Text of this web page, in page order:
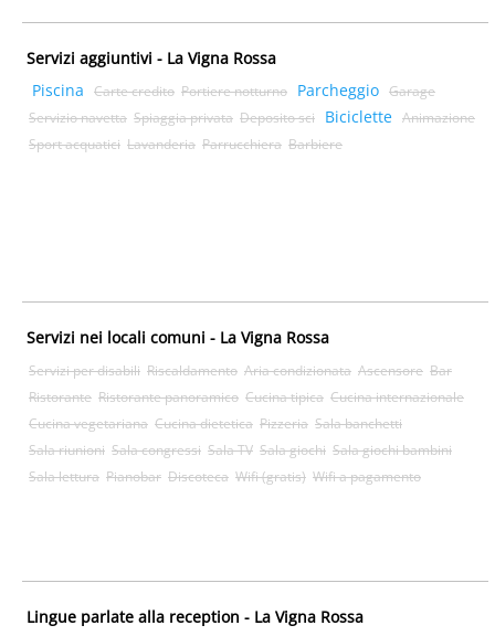
Servizi aggiuntivi - La Vigna Rossa
Piscina
Carte credito Portiere notturno Parcheggio Garage
Servizio navetta Spiaggia privata Deposito sci Biciclette Animazione
Sport acquatici Lavanderia Parrucchiera Barbiere
Servizi nei locali comuni - La Vigna Rossa
Servizi per disabili Riscaldamento Aria condizionata Ascensore Bar
Ristorante Ristorante panoramico Cucina tipica Cucina internazionale
Cucina vegetariana Cucina dietetica Pizzeria Sala banchetti
Sala riunioni Sala congressi Sala TV Sala giochi Sala giochi bambini
Sala lettura Pianobar Discoteca Wifi (gratis) Wifi a pagamento
Lingue parlate alla reception - La Vigna Rossa